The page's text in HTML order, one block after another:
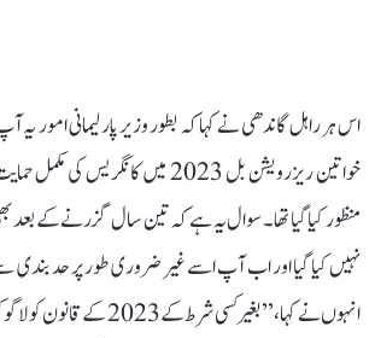
اس ہر راہل گاندھی نے کہا کہ بطور وزیر پارلیمانی امور
خواتین ریزرویشن بل 2023 میں
منظور کیا گیا تھا۔ سوال یہ ہے کہ تین سال گزرنے کے بعد
نہیں کیا گیا اور اب آپ اسے غیر ضروری طور پر حد بندی
انہوں نے کہا، ’’بغیر کسی شرط